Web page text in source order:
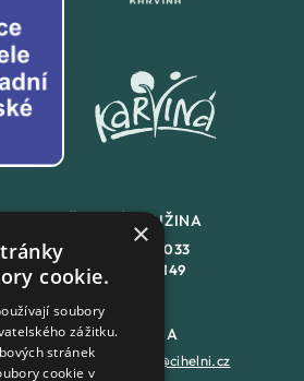
ŠKOLNÍ DRUŽINA
558 846 033
+420
702 167 149
PODATELNA
epodatelna@cihelni.cz
×
cookie.
soubory
zážitku.
stránek
cookie v